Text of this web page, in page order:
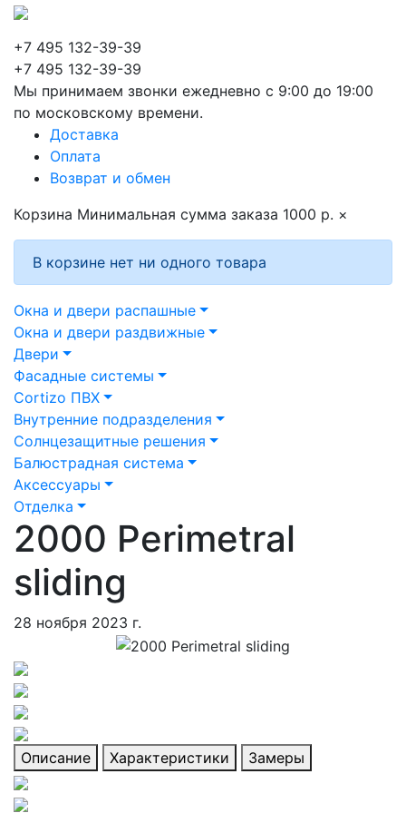
+7 495 132-39-39
+7 495 132-39-39
Мы принимаем звонки ежедневно с 9:00 до 19:00
по московскому времени.
Доставка
Оплата
Возврат и обмен
Корзина Минимальная сумма заказа 1000 р. ×
В корзине нет ни одного товара
Окна и двери распашные
Окна и двери раздвижные
Двери
Фасадные системы
Cortizo ПВХ
Внутренние подразделения
Солнцезащитные решения
Балюстрадная система
Аксессуары
Отделка
2000 Perimetral
sliding
28 ноября 2023 г.
Описание Характеристики Замеры